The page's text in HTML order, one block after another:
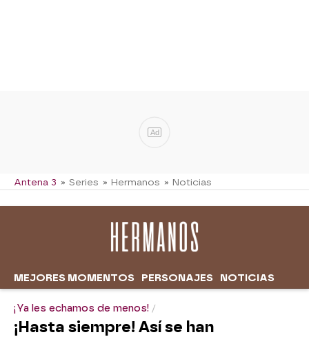
Ad
Antena 3 » Series » Hermanos » Noticias